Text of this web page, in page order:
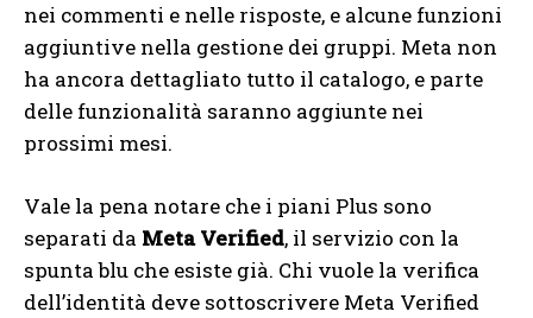
nei commenti e nelle risposte, e alcune funzioni
aggiuntive nella gestione dei gruppi. Meta non
ha ancora dettagliato tutto il catalogo, e parte
delle funzionalità saranno aggiunte nei
prossimi mesi.
Vale la pena notare che i piani Plus sono
separati da Meta Verified, il servizio con la
spunta blu che esiste già. Chi vuole la verifica
dell’identità deve sottoscrivere Meta Verified